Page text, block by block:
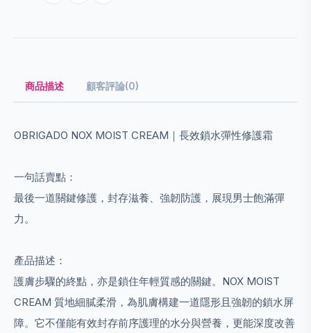
商品描述 顧客評論(0)
OBRIGADO NOX MOIST CREAM｜長效鎖水彈性修護霜
一句話賣點：
最後一道關鍵修護，封存滋養、強韌防護，展現男士飽滿彈
力。
產品描述：
護膚步驟的終點，亦是鎖住年輕質感的關鍵。NOX MOIST
CREAM 質地細膩柔滑，為肌膚構建一道隱形且強韌的鎖水屏
障。它不僅能有效封存前序護理的水分與營養，更能深度改善